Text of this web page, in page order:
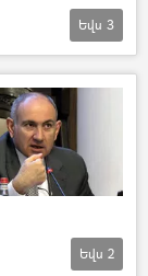
Եվս 3
Եվս 2